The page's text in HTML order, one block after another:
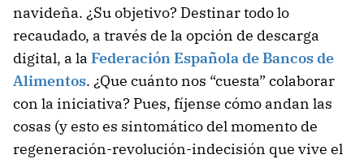
navideña. ¿Su objetivo? Destinar todo lo
recaudado, a través de la opción de descarga
digital, a la Federación Española de Bancos de
Alimentos. ¿Que cuánto nos “cuesta” colaborar
con la iniciativa? Pues, fíjense cómo andan las
cosas (y esto es sintomático del momento de
regeneración-revolución-indecisión que vive el